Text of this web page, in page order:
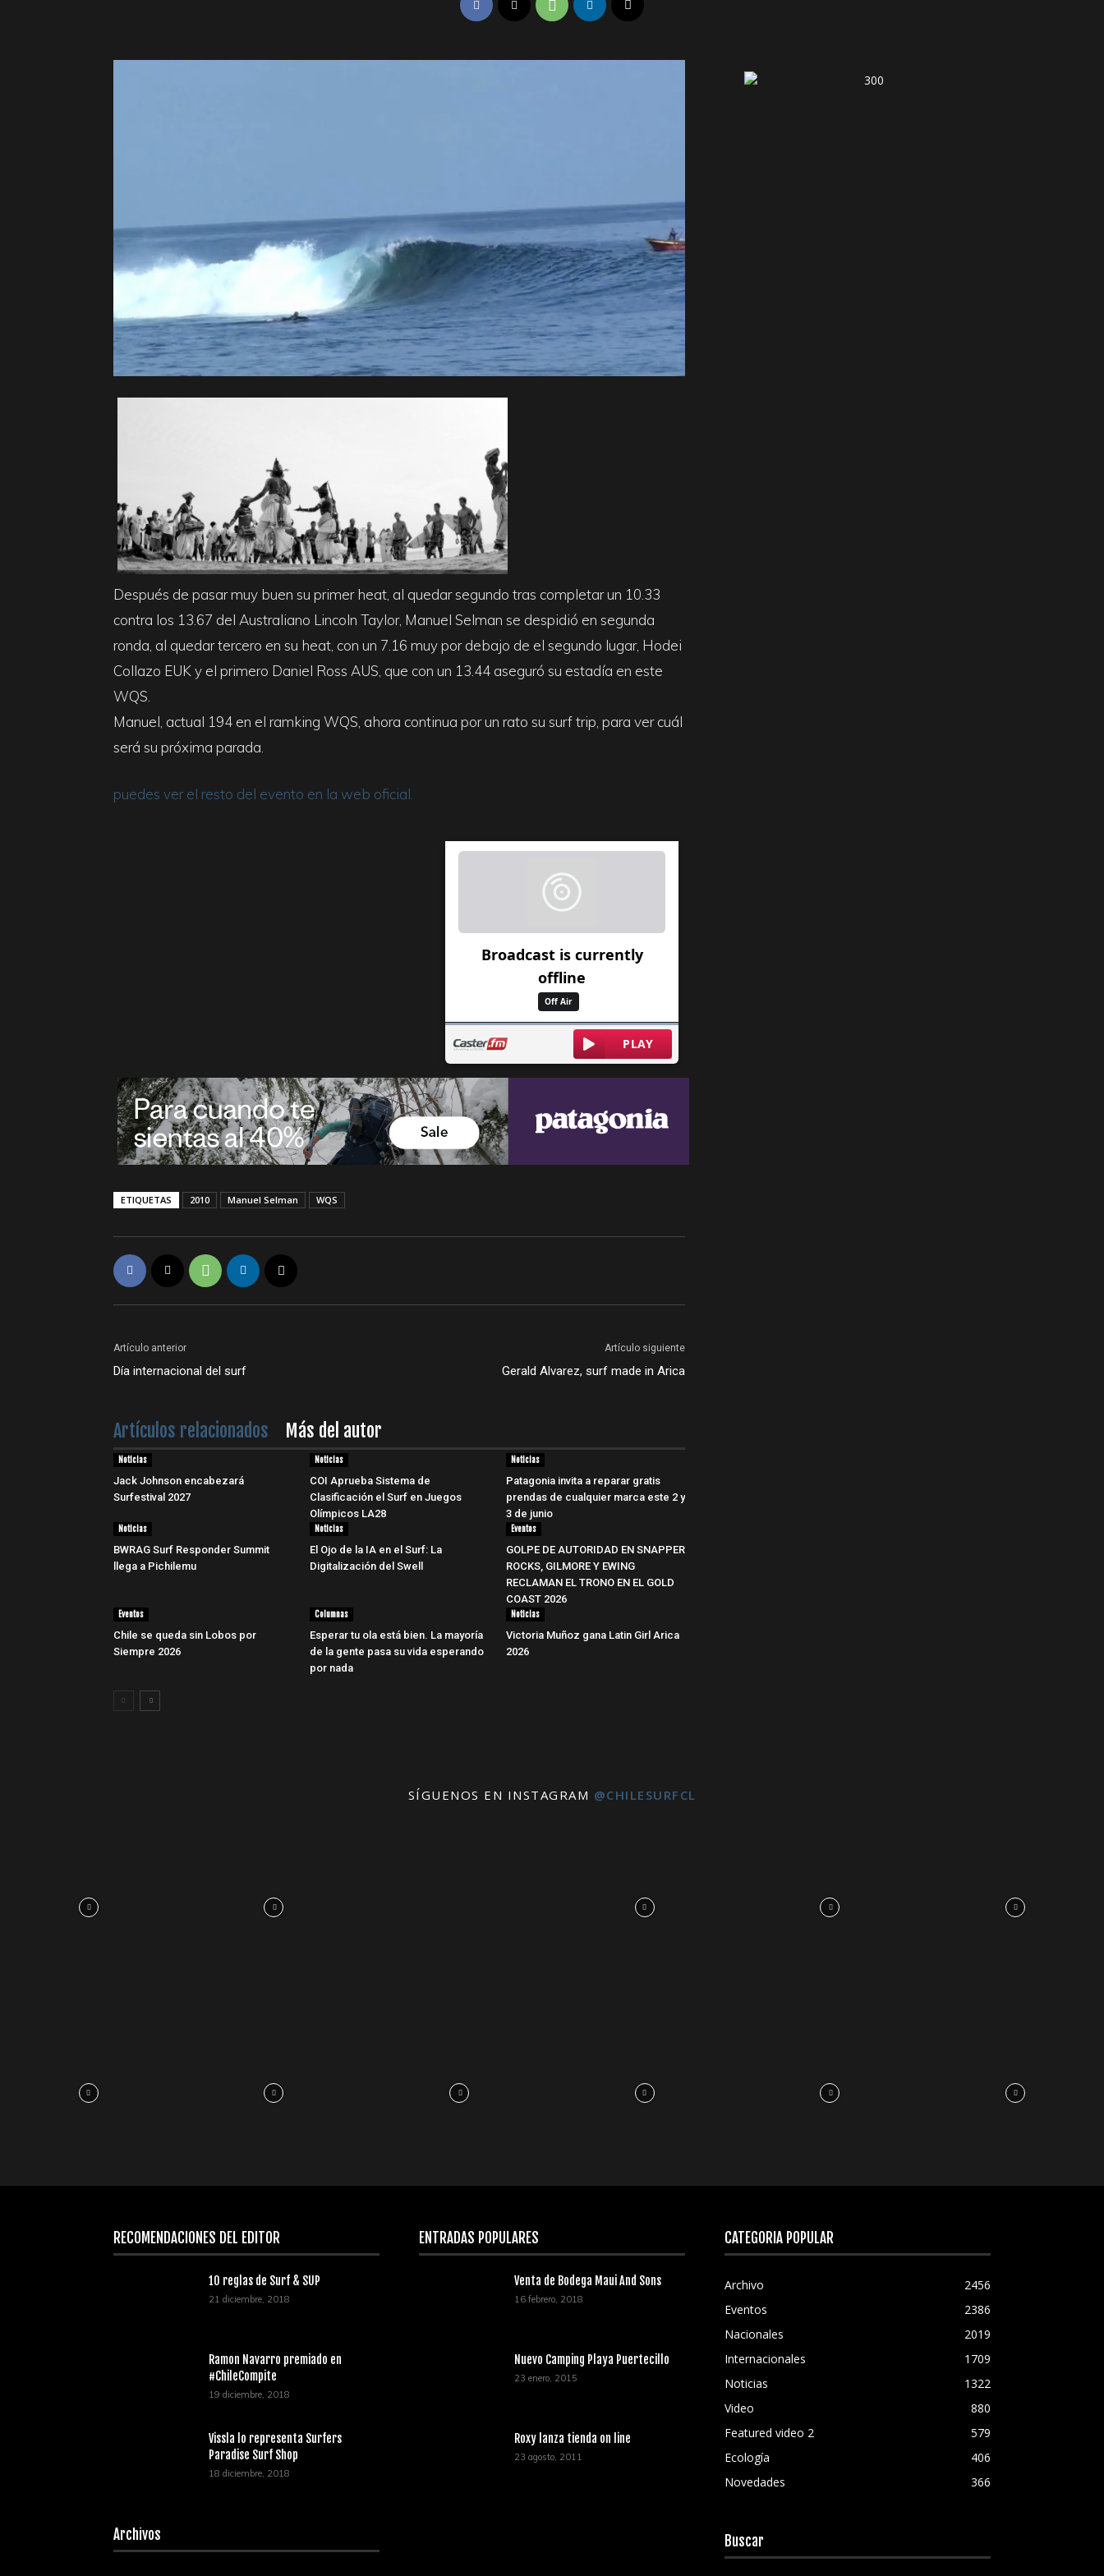
Después de pasar muy buen su primer heat, al quedar segundo tras completar un 10.33
contra los 13.67 del Australiano Lincoln Taylor, Manuel Selman se despidió en segunda
ronda, al quedar tercero en su heat, con un 7.16 muy por debajo de el segundo lugar, Hodei
Collazo EUK y el primero Daniel Ross AUS, que con un 13.44 aseguró su estadía en este
WQS.
Manuel, actual 194 en el ramking WQS, ahora continua por un rato su surf trip, para ver cuál
será su próxima parada.
puedes ver el resto del evento en la web oficial.
ETIQUETAS 2010 Manuel Selman WQS
Artículo anterior
Día internacional del surf
Artículo siguiente
Gerald Alvarez, surf made in Arica
Artículos relacionados Más del autor
Noticias
Jack Johnson encabezará
Surfestival 2027
Noticias
COI Aprueba Sistema de
Clasificación el Surf en Juegos
Olímpicos LA28
Noticias
Patagonia invita a reparar gratis
prendas de cualquier marca este 2 y
3 de junio
Noticias
BWRAG Surf Responder Summit
llega a Pichilemu
Noticias
El Ojo de la IA en el Surf: La
Digitalización del Swell
Eventos
GOLPE DE AUTORIDAD EN SNAPPER
ROCKS, GILMORE Y EWING
RECLAMAN EL TRONO EN EL GOLD
COAST 2026
Eventos
Chile se queda sin Lobos por
Siempre 2026
Columnas
Esperar tu ola está bien. La mayoría
de la gente pasa su vida esperando
por nada
Noticias
Victoria Muñoz gana Latin Girl Arica
2026
SÍGUENOS EN INSTAGRAM @CHILESURFCL
RECOMENDACIONES DEL EDITOR
10 reglas de Surf & SUP
21 diciembre, 2018
Ramon Navarro premiado en
#ChileCompite
19 diciembre, 2018
Vissla lo representa Surfers
Paradise Surf Shop
18 diciembre, 2018
Archivos
ENTRADAS POPULARES
Venta de Bodega Maui And Sons
16 febrero, 2018
Nuevo Camping Playa Puertecillo
23 enero, 2015
Roxy lanza tienda on line
23 agosto, 2011
CATEGORÍA POPULAR
Archivo
2456
Eventos
2386
Nacionales
2019
Internacionales
1709
Noticias
1322
Video
880
Featured video 2
579
Ecología
406
Novedades
366
Buscar